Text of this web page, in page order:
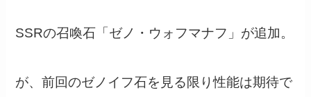
SSRの召喚石「ゼノ・ウォフマナフ」が追加。
が、前回のゼノイフ石を見る限り性能は期待で